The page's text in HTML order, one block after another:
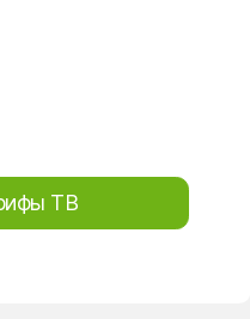
ТВ